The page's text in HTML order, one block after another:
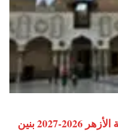
جميع توقعات تنسيق كليات جامعة الأزهر 2026-2027 بنين